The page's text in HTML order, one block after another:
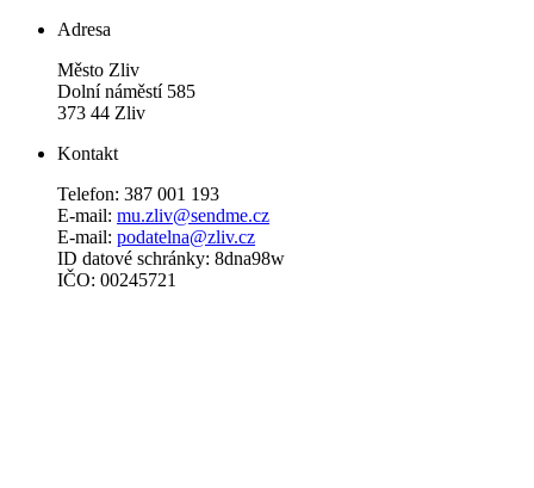
Adresa
Město Zliv
Dolní náměstí 585
373 44 Zliv
Kontakt
Telefon: 387 001 193
E-mail: mu.zliv@sendme.cz
E-mail: podatelna@zliv.cz
ID datové schránky: 8dna98w
IČO: 00245721